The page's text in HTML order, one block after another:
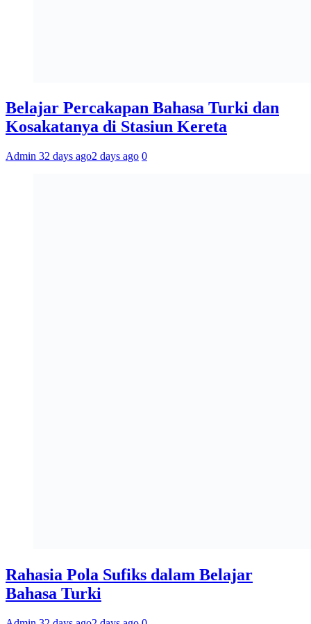
Belajar Percakapan Bahasa Turki dan
Kosakatanya di Stasiun Kereta
Admin 32 days ago2 days ago 0
Rahasia Pola Sufiks dalam Belajar
Bahasa Turki